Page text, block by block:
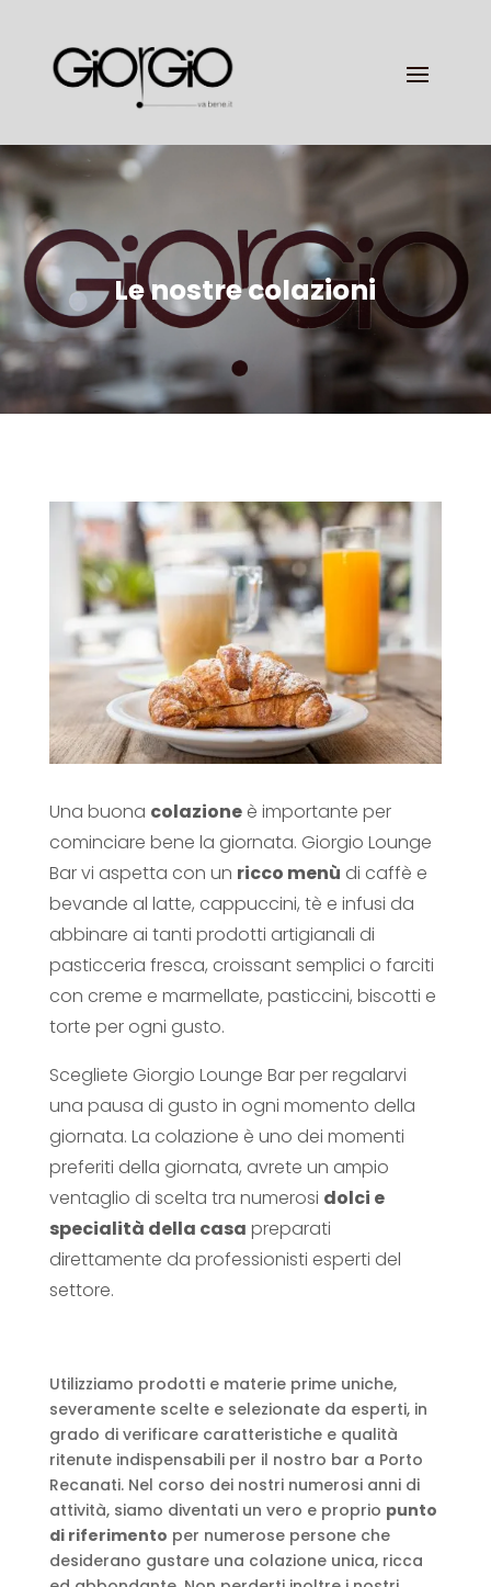
Le nostre colazioni
Una buona colazioneè importante per
cominciare bene la giornata. Giorgio Lounge
Bar vi aspetta con un ricco menù di caffè e
bevande al latte, cappuccini, tè e infusi da
abbinare ai tanti prodotti artigianali di
pasticceria fresca, croissant semplici o farciti
con creme e marmellate, pasticcini, biscotti e
torte per ogni gusto.
Scegliete Giorgio Lounge Bar per regalarvi
una pausa di gusto in ogni momento della
giornata. La colazione è uno dei momenti
preferiti della giornata, avrete un ampio
ventaglio di scelta tra numerosi dolci e
specialità della casa preparati
direttamente da professionisti esperti del
settore.
Utilizziamo prodotti e materie prime uniche,
severamente scelte e selezionate da esperti, in
grado di verificare caratteristiche e qualità
ritenute indispensabili per il nostro bar a Porto
Recanati. Nel corso dei nostri numerosi anni di
attività, siamo diventati un vero e proprio punto
di riferimento per numerose persone che
desiderano gustare una colazione unica, ricca